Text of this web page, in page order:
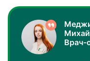
Врач-